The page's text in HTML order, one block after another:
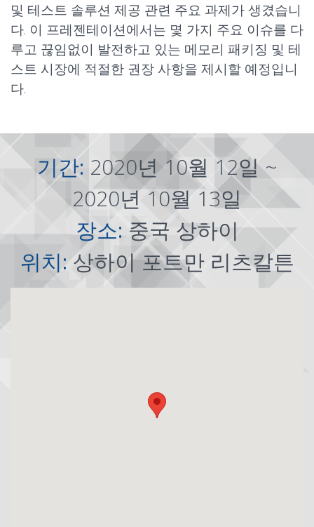
및 테스트 솔루션 제공 관련 주요 과제가 생겼습니
다. 이 프레젠테이션에서는 몇 가지 주요 이슈를 다
루고 끊임없이 발전하고 있는 메모리 패키징 및 테
스트 시장에 적절한 권장 사항을 제시할 예정입니
다.
기간: 2020년 10월 12일 ~
2020년 10월 13일
장소: 중국 상하이
위치: 상하이 포트만 리츠칼튼